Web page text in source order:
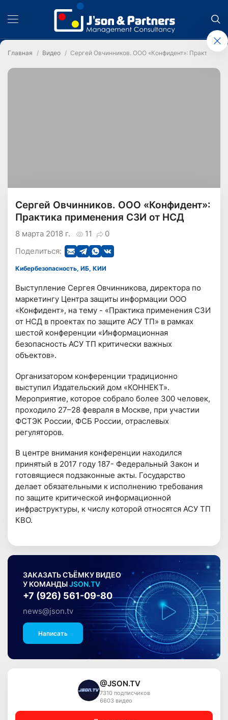
Главная Видео Сергей Овчинников. ООО «Конфидент»: Практика
Сергей Овчинников. ООО «Конфидент»:
Практика применения СЗИ от НСД
11 0
8 марта 2018 г.
Поделиться:
Кибербезопасность, ИБ, КИИ
Выступление Сергея Овчинникова, директора по
маркетингу Центра защиты информации ООО
«Конфидент», на тему - «Практика применения СЗИ
от НСД в проектах по защите АСУ ТП» в рамках
шестой конференции «Информационная
безопасность АСУ ТП критически важных
объектов».
Организатором конференции традиционно
выступил Издательский дом «КОННЕКТ».
Мероприятие, которое собрало более 300 человек,
проходило 27–28 февраля в Москве, при участии
ФСТЭК России, ФСБ России, отраслевых
регуляторов.
В центре внимания конференции находился
принятый в 2017 году 187- Федеральный Закон и
готовящиеся подзаконные акты. Государство
делает обязательными к исполнению требования
по защите критической информационной
инфраструктуры, к числу которой относятся АСУ ТП
КВО.
ЗАКАЗАТЬ СЪЁМКУ ВИДЕО
У КОМАНДЫJSON.TV
+7 (926) 561-09-80
news@json.tv
Написать
@JSON.TV
7310 подписчиков
6603 видео